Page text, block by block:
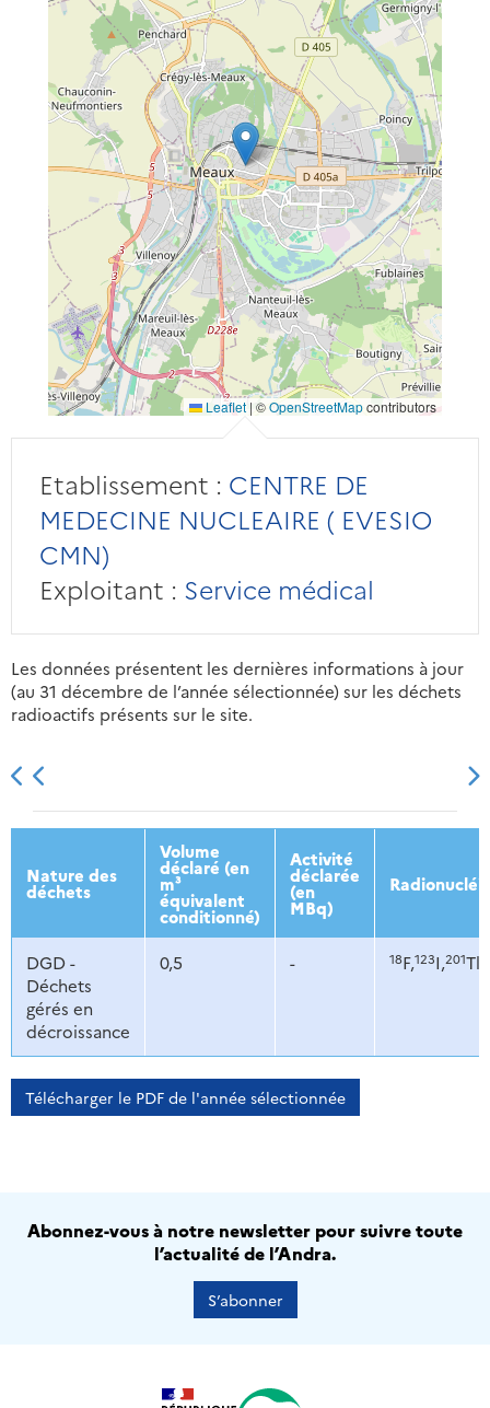
Leaflet | ©OpenStreetMapcontributors
Etablissement : CENTRE DE
MEDECINE NUCLEAIRE ( EVESIO
CMN)
Exploitant : Service médical
Les données présentent les dernières informations à jour
(au 31 décembre de l’année sélectionnée) sur les déchets
radioactifs présents sur le site.
2013 2014 2015 2016
Nature des
déchets
Volume
déclaré (en
m³
équivalent
conditionné)
Activité
déclarée
(en
MBq)
DGD -
Déchets
gérés en
décroissance
0,5 - 18F,123I,201Tl,
Télécharger le PDF de l'année sélectionnée
Abonnez-vous à notre newsletter pour suivre toute
l’actualité de l’Andra.
S’abonner